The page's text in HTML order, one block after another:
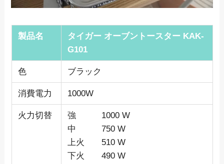
製品名
タイガー オーブントースター KAK-
G101
色 ブラック
消費電力 1000W
火力切替
強 1000 W
中 750 W
上火 510 W
下火 490 W